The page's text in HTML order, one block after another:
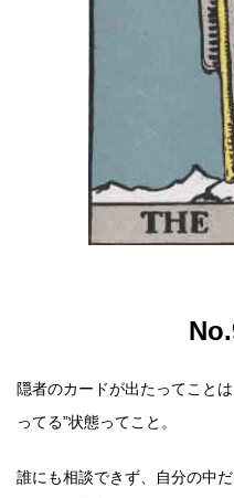
隠者のカードが出たってこと
ってる”状態ってこと。
誰にも相談できず、自分の中